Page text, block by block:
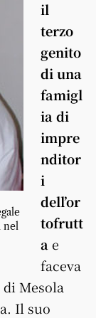
nel
il
terzo
genito
di una
famigl
ia di
impre
nditor
i
dell’or
tofrutt
a e
faceva
Mesola
Il suo